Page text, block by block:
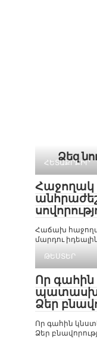
Ձեզ
ՀԵՏԱՔՐՔԻՐ
Հաջողակ
Հաճախ
մարդու
ԹԵՍՏԵՐ
Որ գահին
Ձեր
Որ գահին
Ձեր